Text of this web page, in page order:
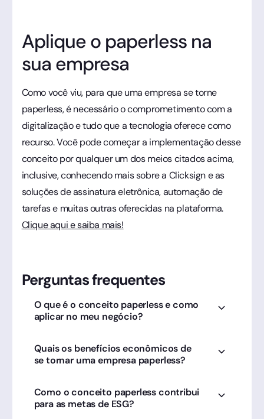
Aplique o paperless na
sua empresa
Como você viu, para que uma empresa se torne
paperless, é necessário o comprometimento com a
digitalização e tudo que a tecnologia oferece como
recurso. Você pode começar a implementação desse
conceito por qualquer um dos meios citados acima,
inclusive, conhecendo mais sobre a Clicksign e as
soluções de assinatura eletrônica, automação de
tarefas e muitas outras oferecidas na plataforma.
Clique aqui e saiba mais!
Perguntas frequentes
O que é o conceito paperless e como
aplicar no meu negócio?
Clicksign é o motor dessa mudança, permitindo
que todos os contratos sejam assinados e
Quais os benefícios econômicos de
se tornar uma empresa paperless?
transporte e armazenamento físico. A Clicksign
oferece um ROI imediato ao digitalizar a
Como o conceito paperless contribui
para as metas de ESG?